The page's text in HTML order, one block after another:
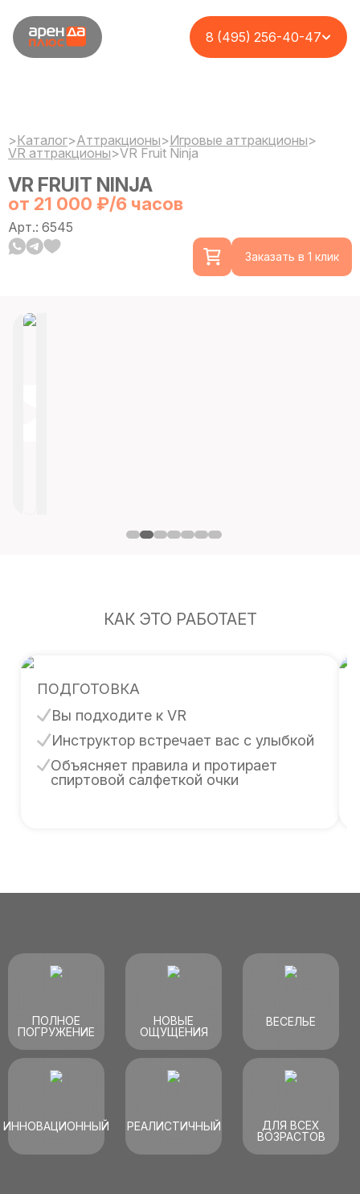
8 (495) 256-40-47
>Каталог>Аттракционы>Игровые аттракционы>
VR аттракционы>VR Fruit Ninja
VR FRUIT NINJA
от 21 000 ₽/6 часов
Арт.: 6545
Заказать в 1 клик
КАК ЭТО РАБОТАЕТ
ПОДГОТОВКА
Вы подходите к VR
Инструктор встречает вас с улыбкой
Объясняет правила и протирает
спиртовой салфеткой очки
ПОЛНОЕ
ПОГРУЖЕНИЕ
НОВЫЕ
ОЩУЩЕНИЯ
ВЕСЕЛЬЕ
ИННОВАЦИОННЫЙ РЕАЛИСТИЧНЫЙ
ДЛЯ ВСЕХ
ВОЗРАСТОВ